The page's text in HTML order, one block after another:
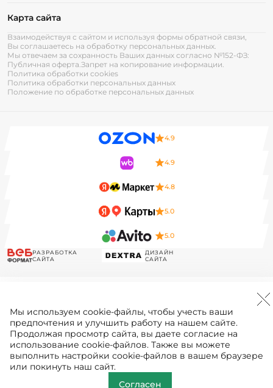
Карта сайта
Взаимодействуя с сайтом и используя формы обратной связи,
Вы соглашаетесь на обработку персональных данных.
Мы отвечаем за сохранность Ваших данных согласно №152-ФЗ:
Публичная оферта. Запрет на копирование информации.
Политика обработки cookies
Политика обработки персональных данных
Положение по обработке персональных данных
4.9
4.9
4.8
5.0
5.0
РАЗРАБОТКА
САЙТА
ДИЗАЙН
САЙТА
Мы используем cookie-файлы, чтобы учесть ваши
предпочтения и улучшить работу на нашем сайте.
Продолжая просмотр сайта, вы даете согласие на
использование cookie-файлов. Также вы можете
выполнить настройки cookie-файлов в вашем браузере
или покинуть наш сайт.
Согласен